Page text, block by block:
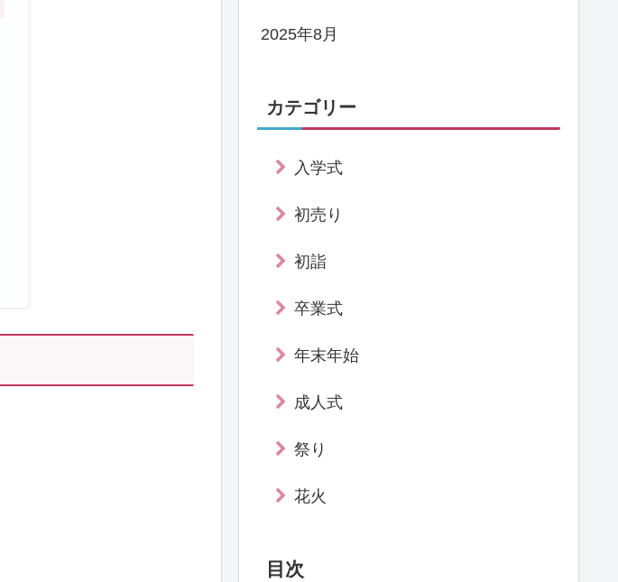
2025年8月
カテゴリー
入学式
初売り
初詣
卒業式
年末年始
成人式
祭り
花火
目次